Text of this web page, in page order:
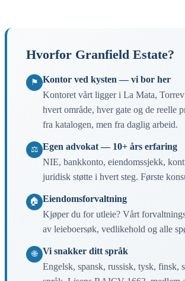
Hvorfor Granfield Estate?
⚑ Kontor ved kysten — vi bor her
Kontoret vårt ligger i La Mata,
hvert område, hver gate og de reelle
fra katalogen, men fra daglig arbeid.
⚖ Egen advokat — 10+ års erfaring
NIE, bankkonto, eiendomssjekk,
juridisk støtte i hvert steg. Første
🏠 Eiendomsforvaltning
Kjøper du for utleie? Vårt
av leieboersøk, vedlikehold og alle
🌐
Vi snakker ditt språk
Engelsk, spansk, russisk, tysk, finsk,